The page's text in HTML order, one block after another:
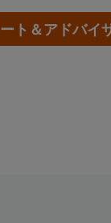
ト＆アドバイ